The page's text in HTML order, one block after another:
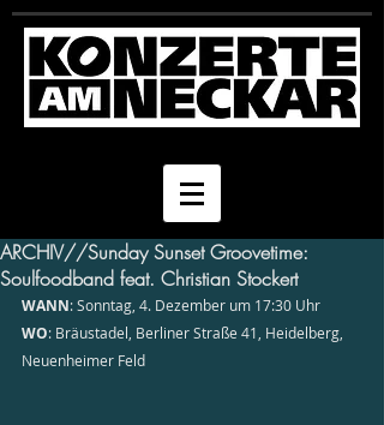
ARCHIV//Sunday Sunset Groovetime:
Soulfoodband feat. Christian Stockert
WANN: Sonntag, 4. Dezember um 17:30 Uhr
WO: Bräustadel, Berliner Straße 41, Heidelberg,
Neuenheimer Feld